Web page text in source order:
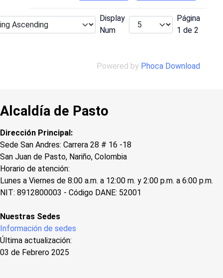
Display
Num
Página
1 de 2
Powered by Phoca Download
Alcaldía de Pasto
Dirección Principal:
Sede San Andres: Carrera 28 # 16 -18
San Juan de Pasto, Nariño, Colombia
Horario de atención:
Lunes a Viernes de 8:00 a.m. a 12:00 m. y 2:00 p.m. a 6:00 p.m.
NIT: 8912800003 - Código DANE: 52001
Nuestras Sedes
Información de sedes
Última actualización:
03 de Febrero 2025